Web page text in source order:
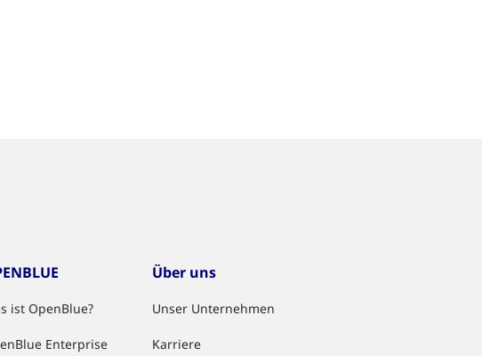
ist OpenBlue?
Enterprise
Über uns
Unser Unternehmen
Karriere